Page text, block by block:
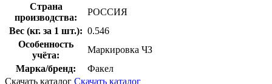
Страна
производства:
РОССИЯ
Вес (кг. за 1 шт.): 0.546
Особенность
учёта:
Маркировка ЧЗ
Марка/бренд:
Факел
Скачать каталог Скачать каталог